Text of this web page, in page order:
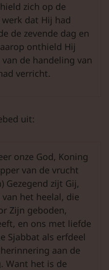
zich op de
dat Hij had
de zevende dag en
onthield Hij
de handeling van
verricht.
uit:
onze God, Koning
van de vrucht
Gezegend zijt Gij,
het heelal, die
Zijn geboden,
en ons met liefde
Sjabbat als erfdeel
aan de
Want het is de